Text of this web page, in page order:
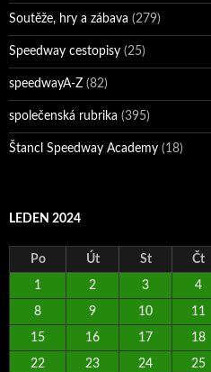
Soutěže, hry a zábava (279)
Speedway cestopisy (25)
speedwayA-Z (82)
společenská rubrika (395)
Štancl Speedway Academy (18)
LEDEN 2024
Po Út St Čt
1 2 3 4
8 9 10 11
15 16 17 18
22 23 24 25